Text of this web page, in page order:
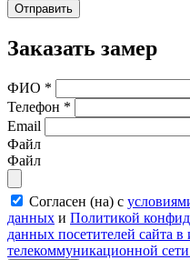
Отправить
Заказать замер
ФИО *
Телефон *
Email
Файл
Файл
Согласен (на) с
данных и Политикой
данных посетителей сайта
телекоммуникационной